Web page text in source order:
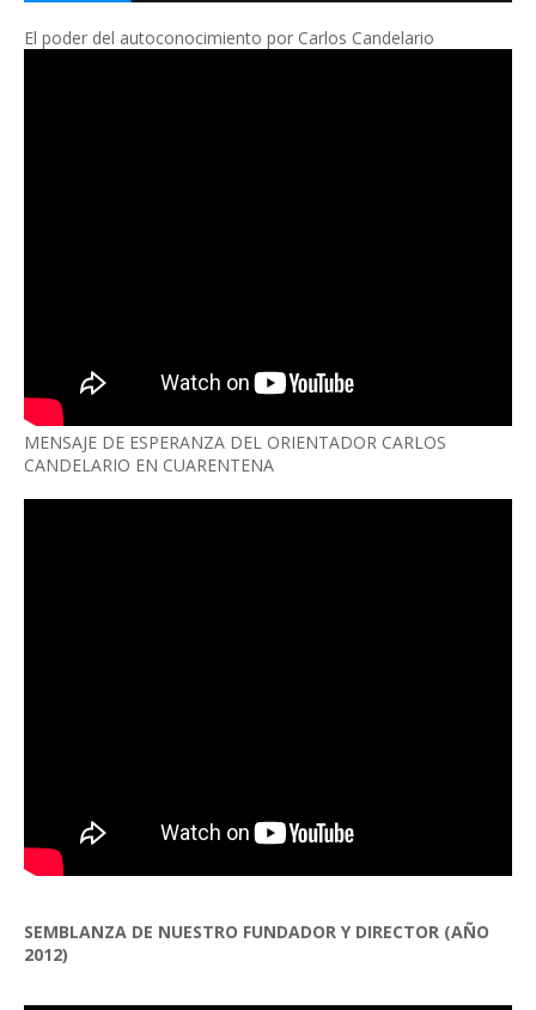
El poder del autoconocimiento por Carlos Candelario
MENSAJE DE ESPERANZA DEL ORIENTADOR CARLOS
CANDELARIO EN CUARENTENA
SEMBLANZA DE NUESTRO FUNDADOR Y DIRECTOR (AÑO
2012)